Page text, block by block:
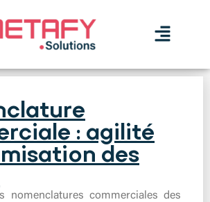
: agilité
des
nomenclatures commerciales des